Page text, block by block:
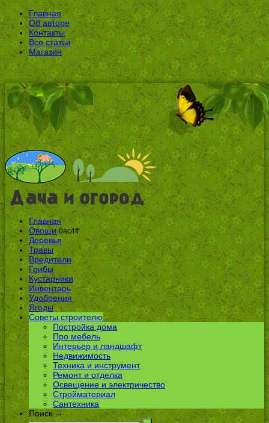
Главная
Об авторе
Контакты
Все статьи
Магазин
Главная
Овощи 0ac4ff
Деревья
Травы
Вредители
Грибы
Кустарники
Инвентарь
Удобрения
Ягоды
Советы строителю
Постройка дома
Про мебель
Интерьер и ландшафт
Недвижимость
Техника и инструмент
Ремонт и отделка
Освещение и электричество
Стройматериал
Сантехника
Поиск →